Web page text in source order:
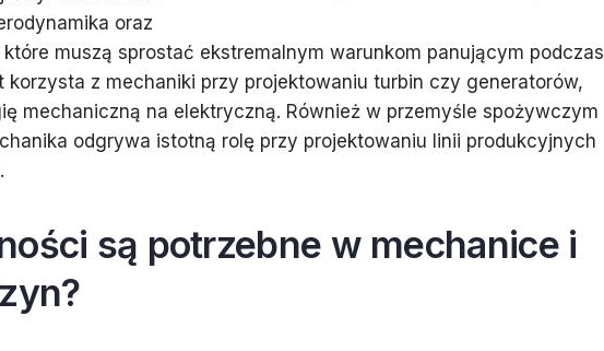
oraz
które muszą sprostać ekstremalnym warunkom panującym podczas
korzysta z mechaniki przy projektowaniu turbin czy generatorów,
mechaniczną na elektryczną. Również w przemyśle spożywczym
odgrywa istotną rolę przy projektowaniu linii produkcyjnych
są potrzebne w mechanice i